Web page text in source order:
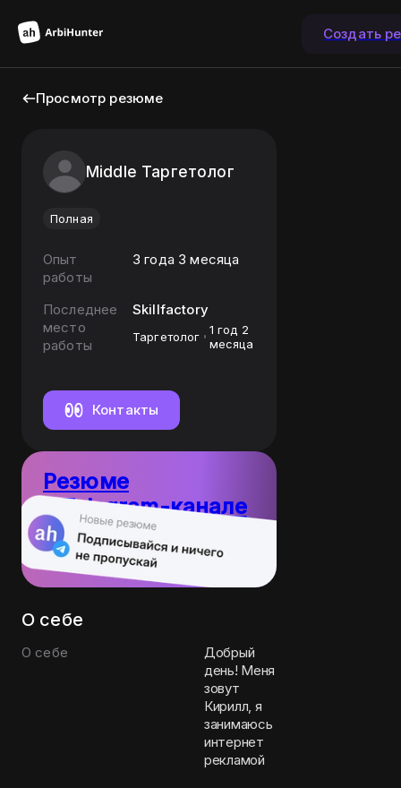
Создать
Просмотр резюме
Middle Таргетолог
Полная
Опыт
работы
3 года 3 месяца
Последнее
место
работы
Skillfactory
Таргетолог
1 год 2
месяца
Контакты
Резюме
в Telegram-канале
10
резюме
Пост каждый
день
О себе
О себе
Добрый
день! Меня
зовут
Кирилл, я
занимаюсь
интернет
рекламой